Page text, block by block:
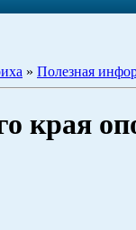
» Полезная
края